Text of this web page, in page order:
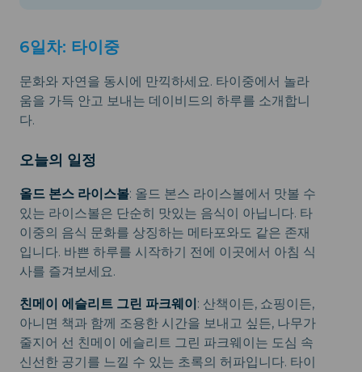
6일차: 타이중
문화와 자연을 동시에 만끽하세요. 타이중에서 놀라
움을 가득 안고 보내는 데이비드의 하루를 소개합니
다.
오늘의 일정
올드 본스 라이스볼: 올드 본스 라이스볼에서 맛볼 수
있는 라이스볼은 단순히 맛있는 음식이 아닙니다. 타
이중의 음식 문화를 상징하는 메타포와도 같은 존재
입니다. 바쁜 하루를 시작하기 전에 이곳에서 아침 식
사를 즐겨보세요.
친메이 에슬리트 그린 파크웨이: 산책이든, 쇼핑이든,
아니면 책과 함께 조용한 시간을 보내고 싶든, 나무가
줄지어 선 친메이 에슬리트 그린 파크웨이는 도심 속
신선한 공기를 느낄 수 있는 초록의 허파입니다. 타이